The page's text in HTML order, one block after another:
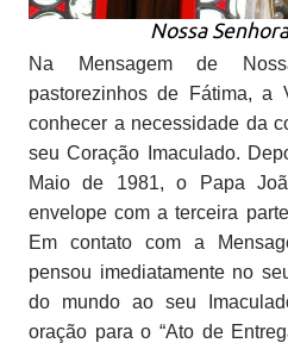
Nossa
Na Mensagem de
pastorezinhos de Fátima, a
conhecer a necessidade da
seu Coração Imaculado.
Maio de 1981, o Papa
envelope com a terceira
Em contato com a
pensou imediatamente no
do mundo ao seu
oração para o “Ato de